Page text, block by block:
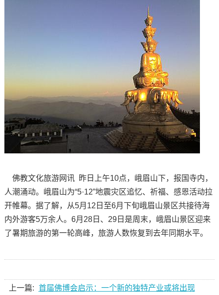
佛教文化旅游网讯 昨日上午10点，峨眉山下，报国寺内，
人潮涌动。峨眉山为“5·12”地震灾区追忆、祈福、感恩活动拉
开帷幕。据了解，从5月12日至6月下旬峨眉山景区共接待海
内外游客5万余人。6月28日、29日是周末，峨眉山景区迎来
了暑期旅游的第一轮高峰，旅游人数恢复到去年同期水平。
上一篇: 首届佛博会启示：一个新的独特产业或将出现